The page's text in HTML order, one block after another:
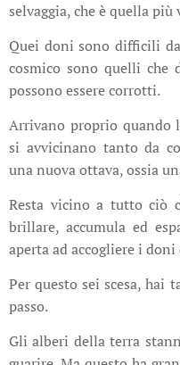
selvaggia, che è quella
Quei doni sono difficili
cosmico sono quelli che
possono essere corrotti.
Arrivano proprio quando
si avvicinano tanto da
una nuova ottava, ossia
Resta vicino a tutto ciò
brillare, accumula ed
aperta ad accogliere i
Per questo sei scesa, hai
passo.
Gli alberi della terra